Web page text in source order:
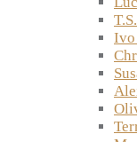
Ivo